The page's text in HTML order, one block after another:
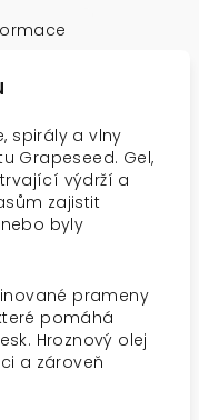
spirály a vlny
Grapeseed. Gel,
výdrží a
zajistit
byly
prameny
pomáhá
Hroznový olej
a zároveň